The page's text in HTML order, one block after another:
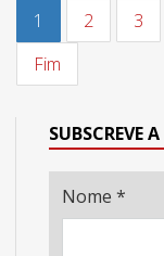
1 2 3
Fim
SUBSCREVE
Nome *